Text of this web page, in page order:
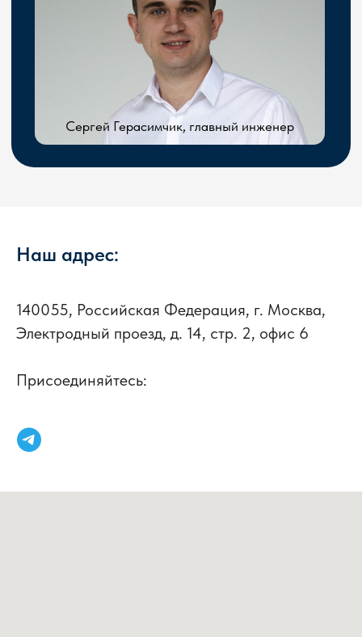
Наш адрес:
140055, Российская Федерация, г. Москва,
Электродный проезд, д. 14, стр. 2, офис 6
Присоединяйтесь: